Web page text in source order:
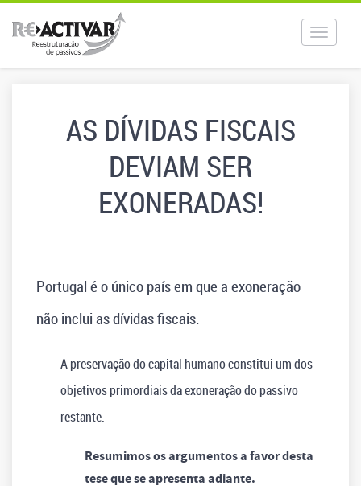
Toggle
AS DÍVIDAS FISCAIS
DEVIAM SER
EXONERADAS!
Portugal é o único país em que a exoneração
não inclui as dívidas fiscais.
A preservação do capital humano constitui um dos
objetivos primordiais daexoneração do passivo
restante.
Resumimos os argumentos a favor desta
tese que se apresenta adiante.